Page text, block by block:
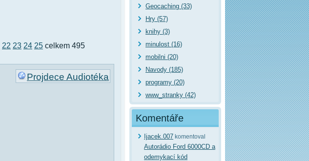
22 23 24 25 celkem 495
Projdece Audiotéka
Geocaching (33)
Hry (57)
knihy (3)
minulost (16)
mobilni (20)
Navody (185)
programy (20)
www_stranky (42)
Komentáře
Ijacek.007 komentoval
Autorádio Ford 6000CD a
odemykací kód